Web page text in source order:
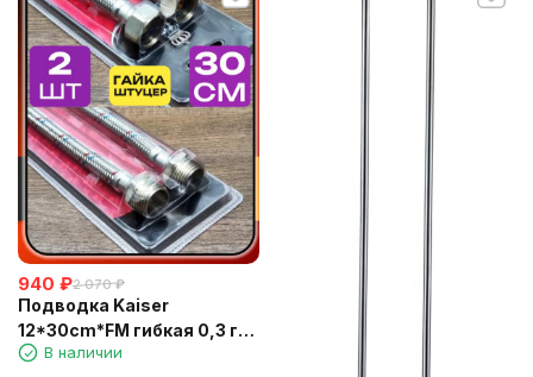
940 ₽2 070 ₽
Подводка Kaiser
12*30cm*FM гибкая 0,3 г/ш
в блистере (пара - 2 шт)
В наличии